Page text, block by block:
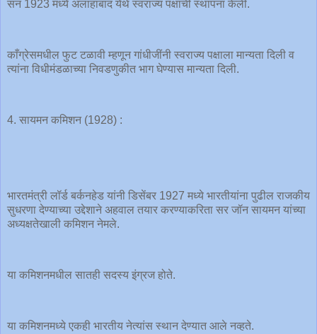
सन 1923 मध्ये अलाहाबाद येथे स्वराज्य पक्षाची स्थापना केली.
काँग्रेसमधील फुट टळावी म्हणून गांधीजींनी स्वराज्य पक्षाला मान्यता दिली व
त्यांना विधीमंडळाच्या निवडणुकीत भाग घेण्यास मान्यता दिली.
4. सायमन कमिशन (1928) :
भारतमंत्री लॉर्ड बर्कनहेड यांनी डिसेंबर 1927 मध्ये भारतीयांना पुढील राजकीय
सुधरणा देण्याच्या उद्देशाने अहवाल तयार करण्याकरिता सर जॉन सायमन यांच्या
अध्यक्षतेखाली कमिशन नेमले.
या कमिशनमधील सातही सदस्य इंग्रज होते.
या कमिशनमध्ये एकही भारतीय नेत्यांस स्थान देण्यात आले नव्हते.